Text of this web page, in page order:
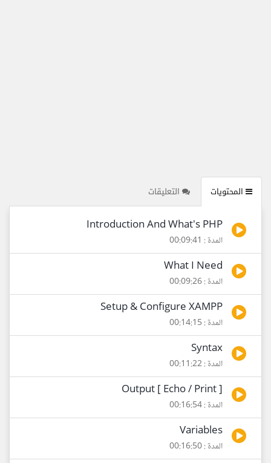
المحتويات التعليقات
Introduction And What's PHP
المدة : 00:09:41
What I Need
المدة : 00:09:26
Setup & Configure XAMPP
المدة : 00:14:15
Syntax
المدة : 00:11:22
Output [ Echo / Print ]
المدة : 00:16:54
Variables
المدة : 00:16:50